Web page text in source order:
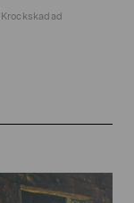
Krockskadad